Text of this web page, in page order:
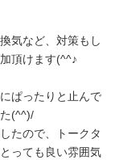
気など、対策もし
頂けます(^^♪
ぱったりと止んで
(^^)/
たので、トークタ
っても良い雰囲気